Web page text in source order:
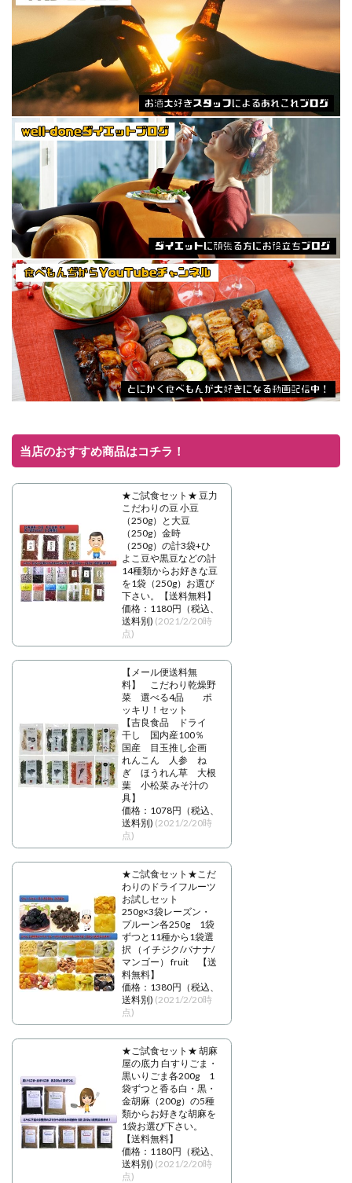
当店のおすすめ商品はコチラ！
★ご試食セット★ 豆力
こだわりの豆 小豆
（250g）と大豆
（250g）金時
（250g）の計3袋+ひ
よこ豆や黒豆などの計
14種類からお好きな豆
を1袋（250g）お選び
下さい。【送料無料】
価格：1180円（税込、
送料別) (2021/2/20時
点)
【メール便送料無
料】 こだわり乾燥野
菜 選べる4品 ポ
ッキリ！セット
【吉良食品 ドライ
干し 国内産100％
国産 目玉推し企画
れんこん 人参 ね
ぎ ほうれん草 大根
葉 小松菜 みそ汁の
具】
価格：1078円（税込、
送料別) (2021/2/20時
点)
★ご試食セット★こだ
わりのドライフルーツ
お試しセット
250g×3袋レーズン・
プルーン各250g 1袋
ずつと11種から1袋選
択 （イチジク/バナナ/
マンゴー） fruit 【送
料無料】
価格：1380円（税込、
送料別) (2021/2/20時
点)
★ご試食セット★ 胡麻
屋の底力 白すりごま・
黒いりごま各200g 1
袋ずつと香る白・黒・
金胡麻（200g）の5種
類からお好きな胡麻を
1袋お選び下さい。
【送料無料】
価格：1180円（税込、
送料別) (2021/2/20時
点)